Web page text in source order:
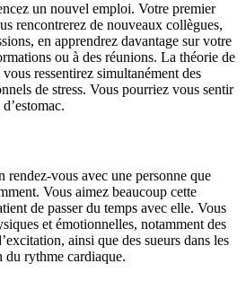
un nouvel emploi. Votre premier
rencontrerez de nouveaux collègues,
en apprendrez davantage sur votre
ou à des réunions. La théorie de
ressentirez simultanément des
de stress. Vous pourriez vous sentir
rendez-vous avec une personne que
Vous aimez beaucoup cette
de passer du temps avec elle. Vous
et émotionnelles, notamment des
ainsi que des sueurs dans les
du rythme cardiaque.